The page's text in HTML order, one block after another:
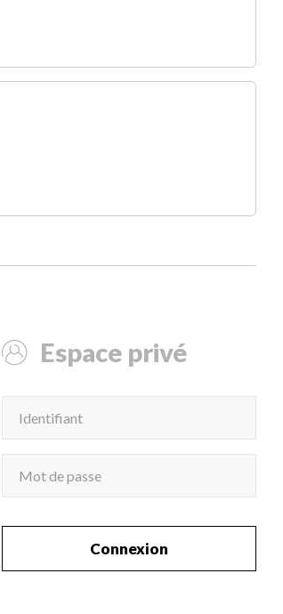
Espace privé
Connexion